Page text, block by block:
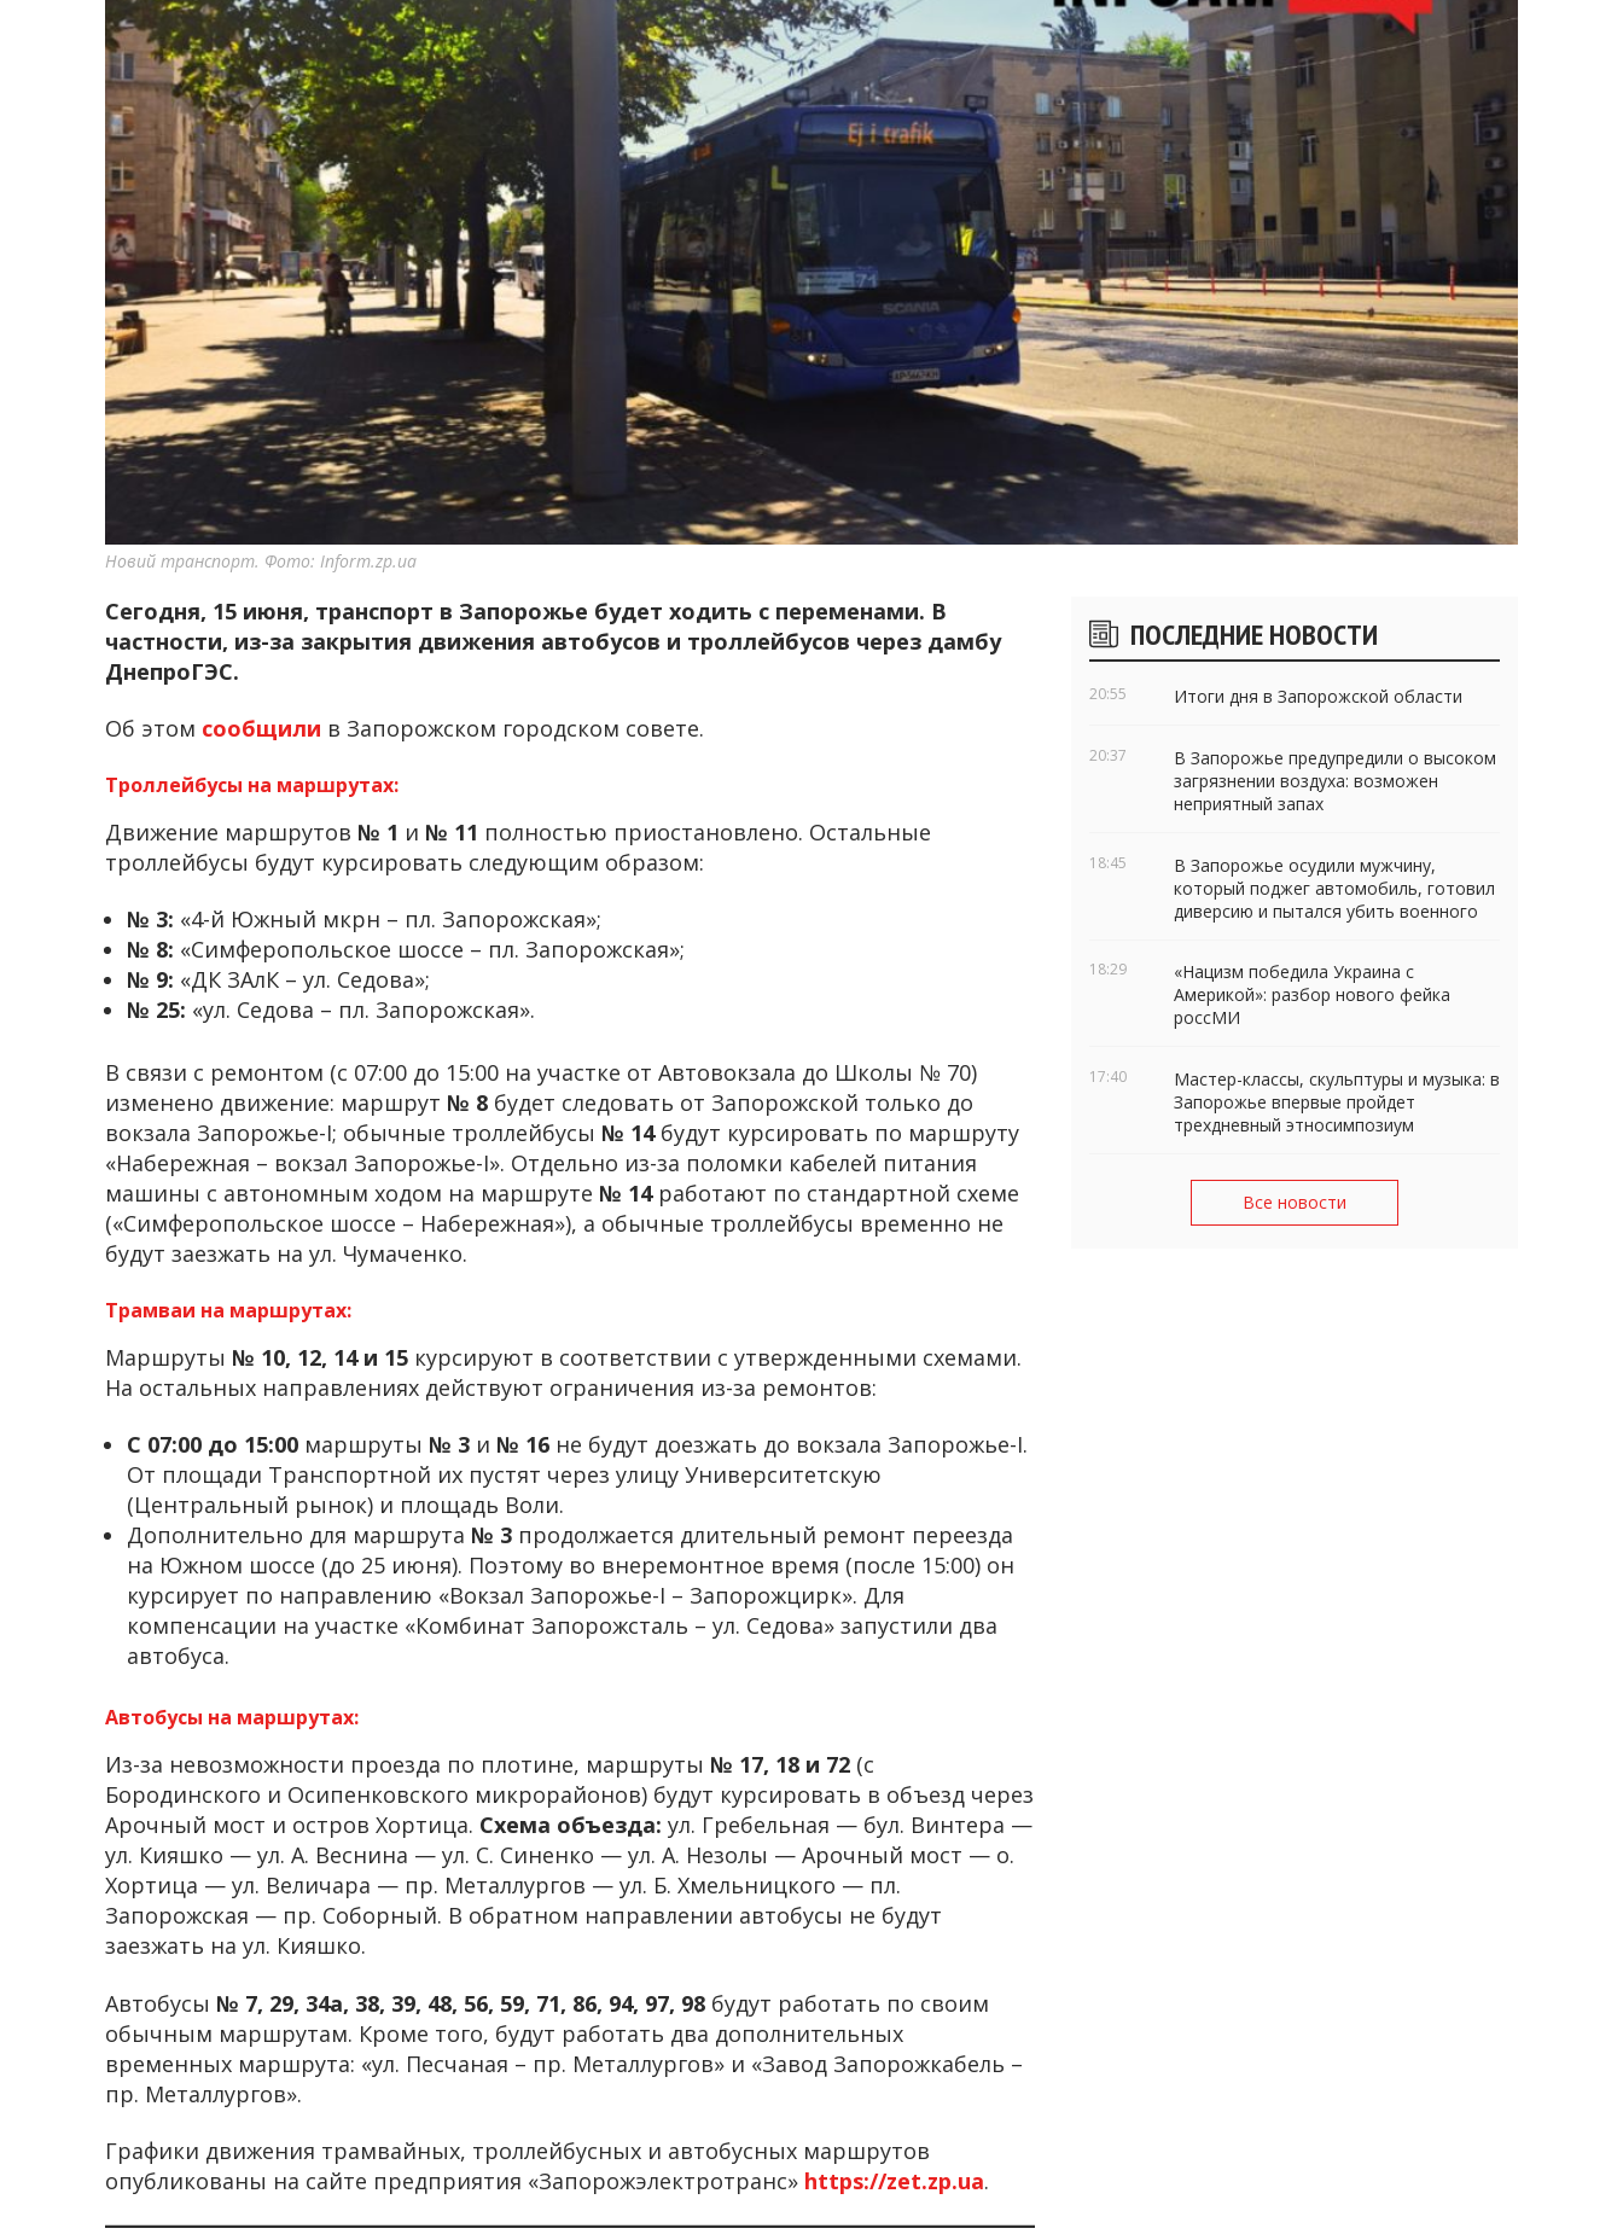
Новий транспорт. Фото: Inform.zp.ua
Сегодня, 15 июня, транспорт в Запорожье будет ходить с переменами. В
частности, из-за закрытия движения автобусов и троллейбусов через дамбу
ДнепроГЭС.
Об этом сообщили в Запорожском городском совете.
Троллейбусы на маршрутах:
Движение маршрутов № 1 и № 11 полностью приостановлено. Остальные
троллейбусы будут курсировать следующим образом:
№ 3: «4-й Южный мкрн – пл. Запорожская»;
№ 8: «Симферопольское шоссе – пл. Запорожская»;
№ 9: «ДК ЗАлК – ул. Седова»;
№ 25: «ул. Седова – пл. Запорожская».
В связи с ремонтом (с 07:00 до 15:00 на участке от Автовокзала до Школы № 70)
изменено движение: маршрут № 8 будет следовать от Запорожской только до
вокзала Запорожье-І; обычные троллейбусы № 14 будут курсировать по маршруту
«Набережная – вокзал Запорожье-І». Отдельно из-за поломки кабелей питания
машины с автономным ходом на маршруте № 14 работают по стандартной схеме
(«Симферопольское шоссе – Набережная»), а обычные троллейбусы временно не
будут заезжать на ул. Чумаченко.
Трамваи на маршрутах:
Маршруты № 10, 12, 14 и 15 курсируют в соответствии с утвержденными схемами.
На остальных направлениях действуют ограничения из-за ремонтов:
С 07:00 до 15:00 маршруты № 3 и № 16 не будут доезжать до вокзала Запорожье-I.
От площади Транспортной их пустят через улицу Университетскую
(Центральный рынок) и площадь Воли.
Дополнительно для маршрута № 3 продолжается длительный ремонт переезда
на Южном шоссе (до 25 июня). Поэтому во внеремонтное время (после 15:00) он
курсирует по направлению «Вокзал Запорожье-I – Запорожцирк». Для
компенсации на участке «Комбинат Запорожсталь – ул. Седова» запустили два
автобуса.
Автобусы на маршрутах:
Из-за невозможности проезда по плотине, маршруты № 17, 18 и 72 (с
Бородинского и Осипенковского микрорайонов) будут курсировать в объезд через
Арочный мост и остров Хортица. Схема объезда: ул. Гребельная — бул. Винтера —
ул. Кияшко — ул. А. Веснина — ул. С. Синенко — ул. А. Незолы — Арочный мост — о.
Хортица — ул. Величара — пр. Металлургов — ул. Б. Хмельницкого — пл.
Запорожская — пр. Соборный. В обратном направлении автобусы не будут
заезжать на ул. Кияшко.
Автобусы № 7, 29, 34а, 38, 39, 48, 56, 59, 71, 86, 94, 97, 98 будут работать по своим
обычным маршрутам. Кроме того, будут работать два дополнительных
временных маршрута: «ул. Песчаная – пр. Металлургов» и «Завод Запорожкабель –
пр. Металлургов».
Графики движения трамвайных, троллейбусных и автобусных маршрутов
опубликованы на сайте предприятия «Запорожэлектротранс» https://zet.zp.ua.
Боковые
виджеты
ПОСЛЕДНИЕ НОВОСТИ
20:55 Итоги дня в Запорожской области
20:37
В Запорожье предупредили о высоком
загрязнении воздуха: возможен
неприятный запах
18:45
В Запорожье осудили мужчину,
который поджег автомобиль, готовил
диверсию и пытался убить военного
18:29
«Нацизм победила Украина с
Америкой»: разбор нового фейка
россМИ
17:40
Мастер-классы, скульптуры и музыка: в
Запорожье впервые пройдет
трехдневный этносимпозиум
Все новости